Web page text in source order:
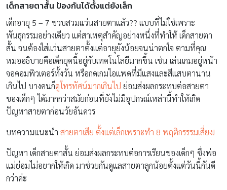
เด็กสายตาสั้น ป้องกันได้ตั้งแต่ยังเล็ก
เด็กอายุ 5 – 7 ขวบสวมแว่นสายตาแล้ว?? แบบที่ไม่ใช่เพราะ
พันธุกรรมอย่างเดียว แต่สาเหตุสำคัญอย่างหนึ่งที่ทำให้ เด็กสายตา
สั้น จนต้องใส่แว่นสายตาตั้งแต่อายุยังน้อยจนน่าตกใจ ตามที่คุณ
หมออธิบายคือเด็กยุคนี้อยู่กับเทคโนโลยีมากขึ้น เช่น เล่นเกมอยู่หน้า
จอคอมพิวเตอร์ทั้งวัน หรือกดเกมไอแพดที่มีแสงและสีแสบตานาน
เกินไป บางคนก็ดูโทรทัศน์มากเกินไป ย่อมส่งผลกระทบต่อสายตา
ของเด็กๆ ได้มากกว่าสมัยก่อนที่ยังไม่มีอุปกรณ์เหล่านี้ทำให้เกิด
ปัญหาสายตาก่อนวัยอันควร
บทความแนะนำ สายตาเสีย ตั้งแต่เล็กเพราะทำ 8 พฤติกรรรมเสี่ยง!
ปัญหา เด็กสายตาสั้น ย่อมส่งผลกระทบต่อการเรียนของเด็กๆ ซึ่งพ่อ
แม่ย่อมไม่อยากให้เกิด มาช่วยกันดูแลสายตาลูกน้อยตั้งแต่วันนี้กันดี
กว่าค่ะ